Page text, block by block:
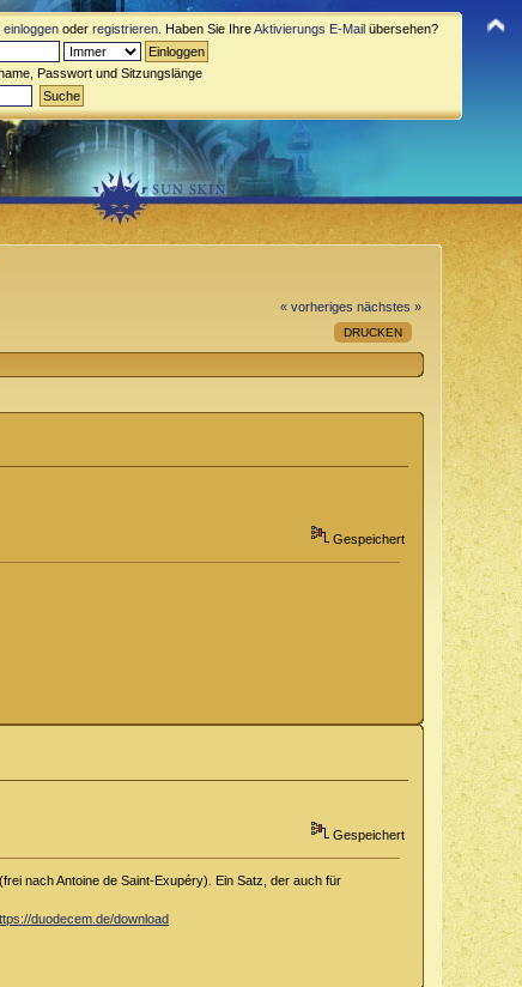
einloggen oder registrieren . Haben Sie IhreAktivierungs E-Mail übersehen?
Passwort und Sitzungslänge
« vorheriges nächstes »
DRUCKEN
Gespeichert
Gespeichert
nach Antoine de Saint-Exupéry). Ein Satz, der auch für
duodecem.de/download